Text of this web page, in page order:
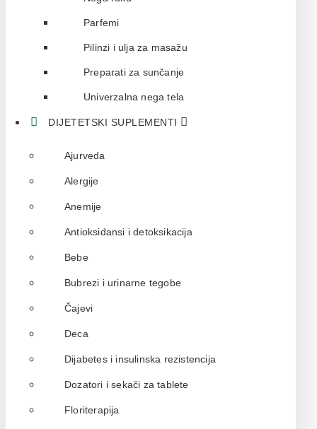
Parfemi
Pilinzi i ulja za masažu
Preparati za sunčanje
Univerzalna nega tela
DIJETETSKI SUPLEMENTI
Ajurveda
Alergije
Anemije
Antioksidansi i detoksikacija
Bebe
Bubrezi i urinarne tegobe
Čajevi
Deca
Dijabetes i insulinska rezistencija
Dozatori i sekači za tablete
Floriterapija